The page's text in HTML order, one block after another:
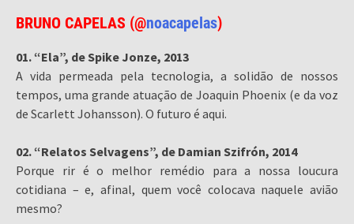
BRUNO CAPELAS (@noacapelas)
01. “Ela”, de Spike Jonze, 2013
A vida permeada pela tecnologia, a solidão de nossos
tempos, uma grande atuação de Joaquin Phoenix (e da voz
de Scarlett Johansson). O futuro é aqui.
02. “Relatos Selvagens”, de Damian Szifrón, 2014
Porque rir é o melhor remédio para a nossa loucura
cotidiana – e, afinal, quem você colocava naquele avião
mesmo?